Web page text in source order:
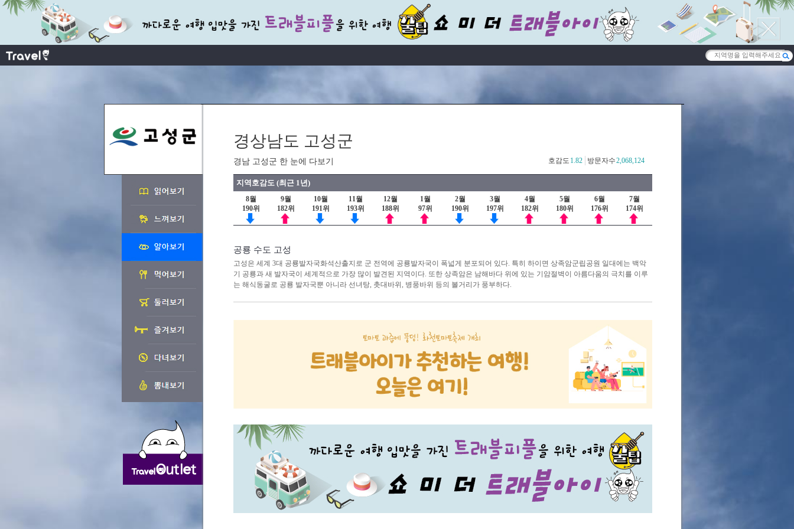
경상남도 고성군
경남 고성군 한 눈에 다보기 방문자수2,068,124
호감도 1.82
지역호감도 (최근 1년)
8월
190위
9월
182위
10월
191위
11월
193위
12월
188위
1월
97위
2월
190위
3월
197위
4월
182위
5월
180위
6월
176위
7월
174위
공룡 수도 고성
고성은 세계 3대 공룡발자국화석산출지로 군 전역에 공룡발자국이 폭넓게 분포되어 있다. 특히 하이면 상족암군립공원 일대에는 백악
기 공룡과 새 발자국이 세계적으로 가장 많이 발견된 지역이다. 또한 상족암은 남해바다 위에 있는 기암절벽이 아름다움의 극치를 이루
는 해식동굴로 공룡 발자국뿐 아니라 선녀탕, 촛대바위, 병풍바위 등의 볼거리가 풍부하다.